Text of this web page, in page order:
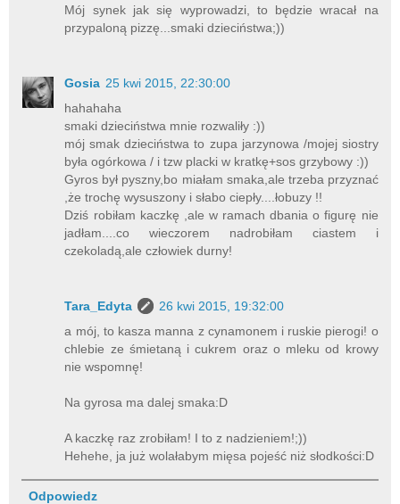
Mój synek jak się wyprowadzi, to będzie wracał na
przypaloną pizzę...smaki dzieciństwa;))
Gosia 25 kwi 2015, 22:30:00
hahahaha
smaki dzieciństwa mnie rozwaliły :))
mój smak dzieciństwa to zupa jarzynowa /mojej siostry
była ogórkowa / i tzw placki w kratkę+sos grzybowy :))
Gyros był pyszny,bo miałam smaka,ale trzeba przyznać
,że trochę wysuszony i słabo ciepły....łobuzy !!
Dziś robiłam kaczkę ,ale w ramach dbania o figurę nie
jadłam....co wieczorem nadrobiłam ciastem i
czekoladą,ale człowiek durny!
Tara_Edyta
26 kwi 2015, 19:32:00
a mój, to kasza manna z cynamonem i ruskie pierogi! o
chlebie ze śmietaną i cukrem oraz o mleku od krowy
nie wspomnę!
Na gyrosa ma dalej smaka:D
A kaczkę raz zrobiłam! I to z nadzieniem!;))
Hehehe, ja już wolałabym mięsa pojeść niż słodkości:D
Odpowiedz